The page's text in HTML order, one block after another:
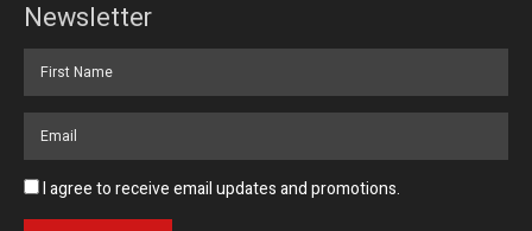
Newsletter
I agree to receive email updates and promotions.